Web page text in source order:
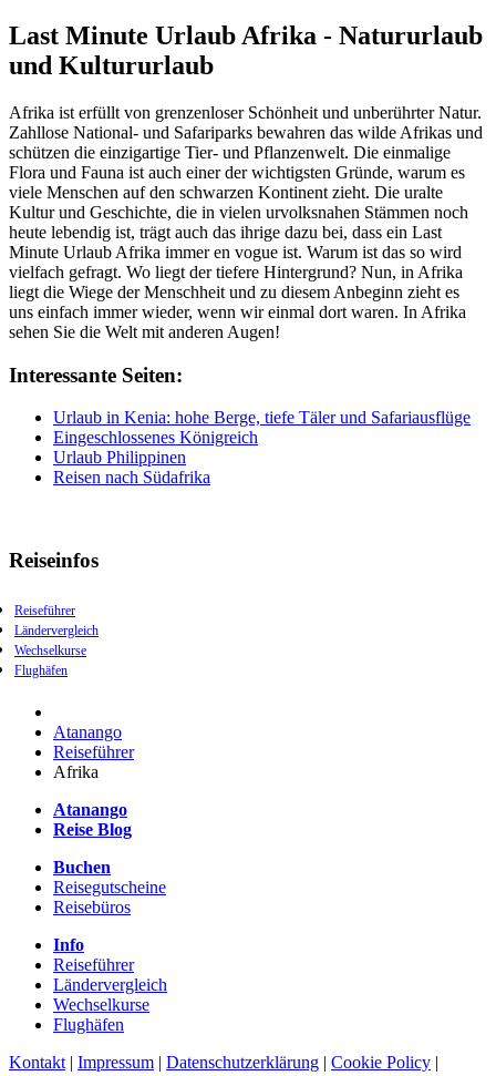
Last Minute Urlaub Afrika - Natururlaub
und Kultururlaub
Afrika ist erfüllt von grenzenloser Schönheit und unberührter Natur.
Zahllose National- und Safariparks bewahren das wilde Afrikas und
schützen die einzigartige Tier- und Pflanzenwelt. Die einmalige
Flora und Fauna ist auch einer der wichtigsten Gründe, warum es
viele Menschen auf den schwarzen Kontinent zieht. Die uralte
Kultur und Geschichte, die in vielen urvolksnahen Stämmen noch
heute lebendig ist, trägt auch das ihrige dazu bei, dass ein Last
Minute Urlaub Afrika immer en vogue ist. Warum ist das so wird
vielfach gefragt. Wo liegt der tiefere Hintergrund? Nun, in Afrika
liegt die Wiege der Menschheit und zu diesem Anbeginn zieht es
uns einfach immer wieder, wenn wir einmal dort waren. In Afrika
sehen Sie die Welt mit anderen Augen!
Interessante Seiten:
Urlaub in Kenia: hohe Berge, tiefe Täler und Safariausflüge
Eingeschlossenes Königreich
Urlaub Philippinen
Reisen nach Südafrika
Reiseinfos
Reiseführer
Ländervergleich
Wechselkurse
Flughäfen
Atanango
Reiseführer
Afrika
Atanango
Reise Blog
Buchen
Reisegutscheine
Reisebüros
Info
Reiseführer
Ländervergleich
Wechselkurse
Flughäfen
Kontakt | Impressum | Datenschutzerklärung | Cookie Policy |